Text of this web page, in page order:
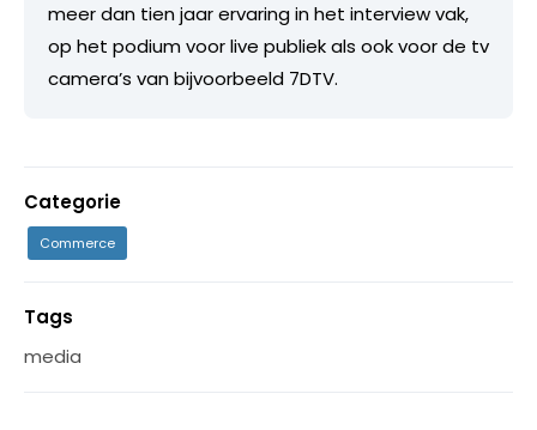
meer dan tien jaar ervaring in het interview vak,
op het podium voor live publiek als ook voor de tv
camera’s van bijvoorbeeld 7DTV.
Categorie
Commerce
Tags
media